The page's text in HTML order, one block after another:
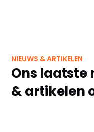
NIEUWS & ARTIKELEN
Ons laatste
& artikelen